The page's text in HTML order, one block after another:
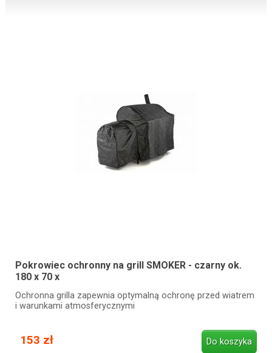
Pokrowiec ochronny na grill SMOKER - czarny ok.
180 x 70 x
Ochronna grilla zapewnia optymalną ochronę przed wiatrem
i warunkami atmosferycznymi
153 zł Do koszyka